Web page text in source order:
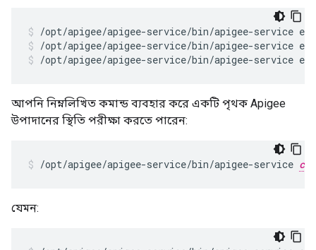
/opt/apigee/apigee-service/bin/apigee-service
/opt/apigee/apigee-service/bin/apigee-service
আপনি নিম্নলিখিত কমান্ড ব্যবহার করে একটি পৃথক Apigee
উপাদানের স্থিতি পরীক্ষা করতে পারেন:
/opt/apigee/apigee-service/bin/apigee-service
যেমন: